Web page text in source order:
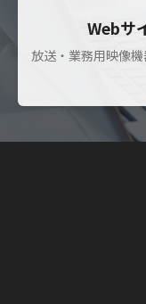
Webサ
放送・業務用映像